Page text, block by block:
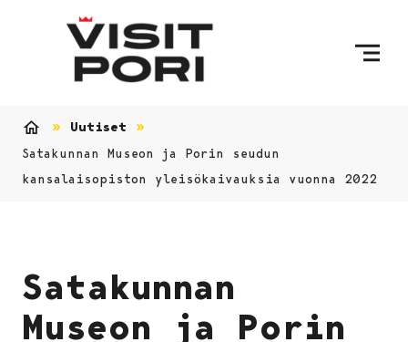
Uutiset
Satakunnan Museon ja Porin seudun
kansalaisopiston yleisökaivauksia vuonna 2022
Satakunnan
Museon ja Porin